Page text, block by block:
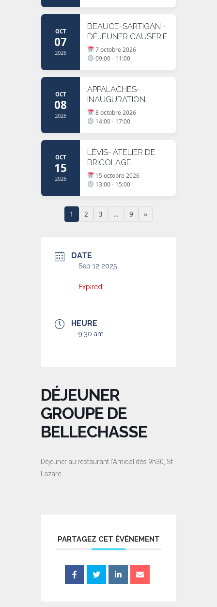
OCT
07
2026
BEAUCE-SARTIGAN -
DÉJEUNER CAUSERIE
7 octobre 2026
09:00 - 11:00
OCT
08
2026
APPALACHES-
INAUGURATION
8 octobre 2026
14:00 - 17:00
OCT
15
2026
LÉVIS- ATELIER DE
BRICOLAGE
15 octobre 2026
13:00 - 15:00
1 2 3 … 9 »
DATE
Sep 12 2025
Expired!
HEURE
9:30 am
DÉJEUNER
GROUPE DE
BELLECHASSE
Déjeuner au restaurant l’Amical dès 9h30, St-
Lazare
PARTAGEZ CET ÉVÉNEMENT